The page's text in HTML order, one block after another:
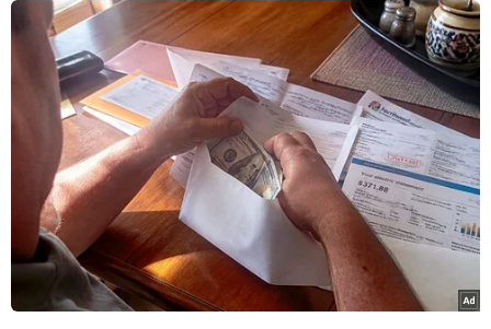
Theo Bộ Ngoại giao nước chủ nhà, với chủ đề
"Hội thảo khu vực (ASEAN) về quan điểm (bình
đẳng) giới trong kinh doanh và nhân quyền,”
các đại biểu tập trung vào việc xây dựng khuôn
khổ giải quyết các thách thức về giới và việc
phân biệt đối xử về mặt cấu trúc và văn hóa,
đồng thời tăng cường bảo vệ quyền cho phụ nữ
và trẻ em gái.
Hội thảo cũng rà soát việc thực hiện các nguyên
tắc của Liên hợp quốc về kinh doanh và nhân